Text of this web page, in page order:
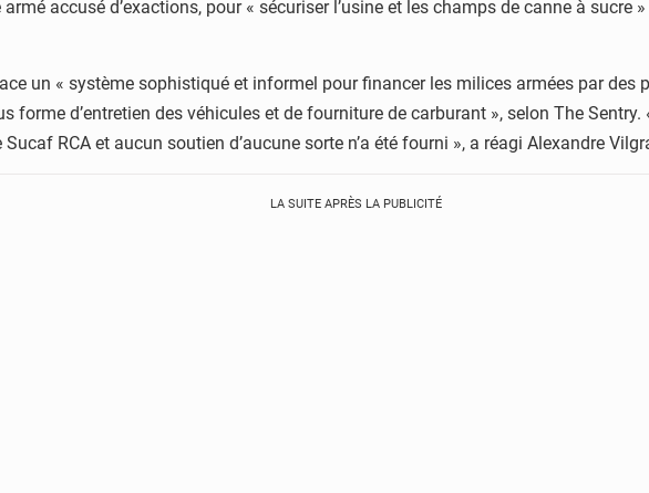
accusé d’exactions, pour « sécuriser l’usine et les champs de canne à sucre
un « système sophistiqué et informel pour financer les milices armées par des
forme d’entretien des véhicules et de fourniture de carburant », selon The Sentry.
RCA et aucun soutien d’aucune sorte n’a été fourni », a réagi Alexandre
LA SUITE APRÈS LA PUBLICITÉ